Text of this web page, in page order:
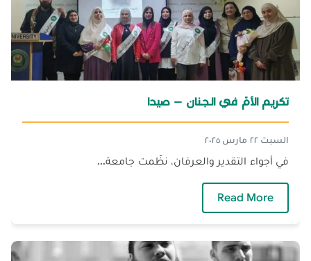
تكريم الأمّ في الجنان – صيدا
السبت ٢٢ مارس ٢٠٢٥
في أجواء التقدير والعرفان، نظّمت جامعة...
Read More